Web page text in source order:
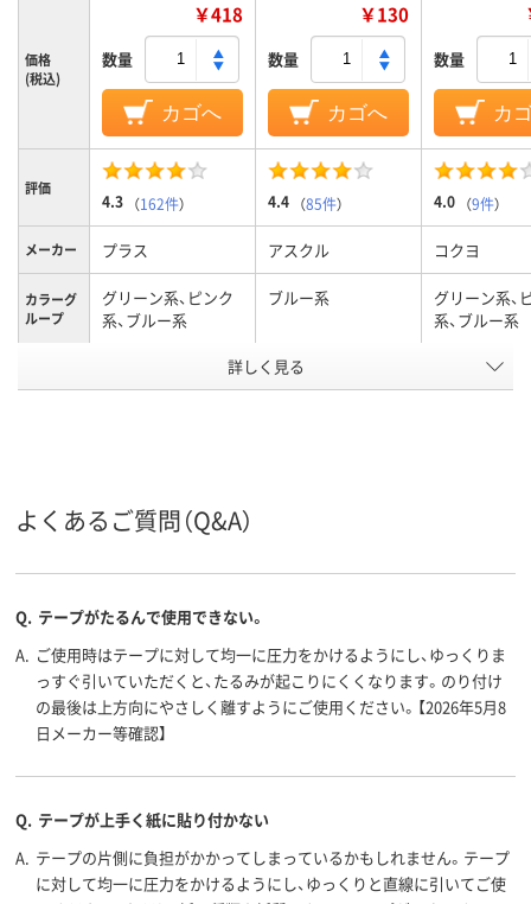
価格
(税込)
￥418
数量
カゴへ
￥130
数量
カゴへ
数量
カ
評価
4.3 （162件） 4.4 （85件） 4.0 （9件）
メーカー プラス アスクル コクヨ
カラーグ
ループ
グリーン系、ピンク
系、ブルー系
ブルー系
グリーン系、
系、ブルー系
通常
形状 テープ
テープ長
10m 10m
アスクル
商品環境
スコア
45 50
詳しく見る
よくあるご質問（Q&A）
Q. テープがたるんで使用できない。
A. ご使用時はテープに対して均一に圧力をかけるようにし、ゆっくりま
っすぐ引いていただくと、たるみが起こりにくくなります。のり付け
の最後は上方向にやさしく離すようにご使用ください。【2026年5月8
日メーカー等確認】
Q. テープが上手く紙に貼り付かない
A. テープの片側に負担がかかってしまっているかもしれません。テープ
に対して均一に圧力をかけるようにし、ゆっくりと直線に引いてご使